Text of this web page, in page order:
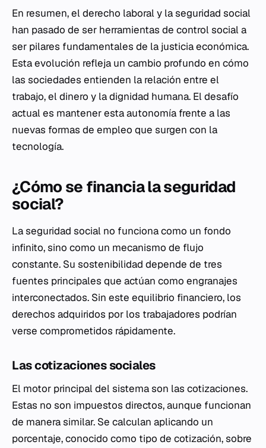
En resumen, el derecho laboral y la seguridad social
han pasado de ser herramientas de control social a
ser pilares fundamentales de la justicia económica.
Esta evolución refleja un cambio profundo en cómo
las sociedades entienden la relación entre el
trabajo, el dinero y la dignidad humana. El desafío
actual es mantener esta autonomía frente a las
nuevas formas de empleo que surgen con la
tecnología.
¿Cómo se financia la seguridad
social?
La seguridad social no funciona como un fondo
infinito, sino como un mecanismo de flujo
constante. Su sostenibilidad depende de tres
fuentes principales que actúan como engranajes
interconectados. Sin este equilibrio financiero, los
derechos adquiridos por los trabajadores podrían
verse comprometidos rápidamente.
Las cotizaciones sociales
El motor principal del sistema son las cotizaciones.
Estas no son impuestos directos, aunque funcionan
de manera similar. Se calculan aplicando un
porcentaje, conocido como tipo de cotización, sobre